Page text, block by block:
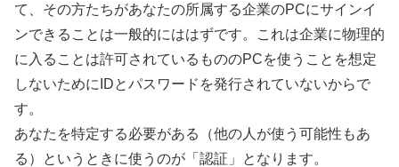
て、その方たちがあなたの所属する企業のPCにサインイ
ンできることは一般的にははずです。これは企業に物理的
に入ることは許可されているもののPCを使うことを想定
しないためにIDとパスワードを発行されていないからで
す。
あなたを特定する必要がある（他の人が使う可能性もあ
る）というときに使うのが「認証」となります。